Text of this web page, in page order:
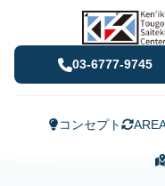
03-6777-9745
コンセプト